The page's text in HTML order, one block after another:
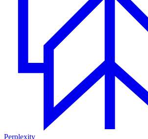
Perplexity